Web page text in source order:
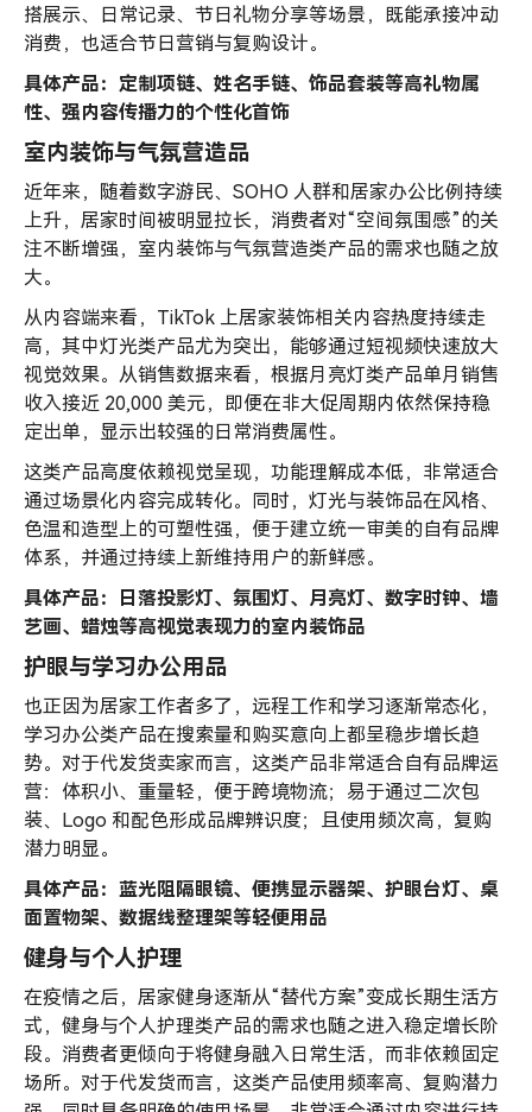
搭展示、日常记录、节日礼物分享等场景，既能承接冲动
消费，也适合节日营销与复购设计。
具体产品：定制项链、姓名手链、饰品套装等高礼物属
性、强内容传播力的个性化首饰
室内装饰与气氛营造品
近年来，随着数字游民、SOHO 人群和居家办公比例持续
上升，居家时间被明显拉长，消费者对“空间氛围感”的关
注不断增强，室内装饰与气氛营造类产品的需求也随之放
大。
从内容端来看，TikTok 上居家装饰相关内容热度持续走
高，其中灯光类产品尤为突出，能够通过短视频快速放大
视觉效果。从销售数据来看，根据月亮灯类产品单月销售
收入接近 20,000 美元，即便在非大促周期内依然保持稳
定出单，显示出较强的日常消费属性。
这类产品高度依赖视觉呈现，功能理解成本低，非常适合
通过场景化内容完成转化。同时，灯光与装饰品在风格、
色温和造型上的可塑性强，便于建立统一审美的自有品牌
体系，并通过持续上新维持用户的新鲜感。
具体产品：日落投影灯、氛围灯、月亮灯、数字时钟、墙
艺画、蜡烛等高视觉表现力的室内装饰品
护眼与学习办公用品
也正因为居家工作者多了，远程工作和学习逐渐常态化，
学习办公类产品在搜索量和购买意向上都呈稳步增长趋
势。对于代发货卖家而言，这类产品非常适合自有品牌运
营：体积小、重量轻，便于跨境物流；易于通过二次包
装、Logo 和配色形成品牌辨识度；且使用频次高，复购
潜力明显。
具体产品：蓝光阻隔眼镜、便携显示器架、护眼台灯、桌
面置物架、数据线整理架等轻便用品
健身与个人护理
在疫情之后，居家健身逐渐从“替代方案”变成长期生活方
式，健身与个人护理类产品的需求也随之进入稳定增长阶
段。消费者更倾向于将健身融入日常生活，而非依赖固定
场所。对于代发货而言，这类产品使用频率高、复购潜力